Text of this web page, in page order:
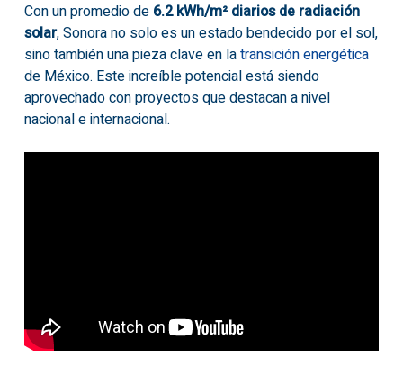
Con un promedio de 6.2 kWh/m² diarios de radiación
solar, Sonora no solo es un estado bendecido por el sol,
sino también una pieza clave en latransición energética
de México. Este increíble potencial está siendo
aprovechado con proyectos que destacan a nivel
nacional e internacional.